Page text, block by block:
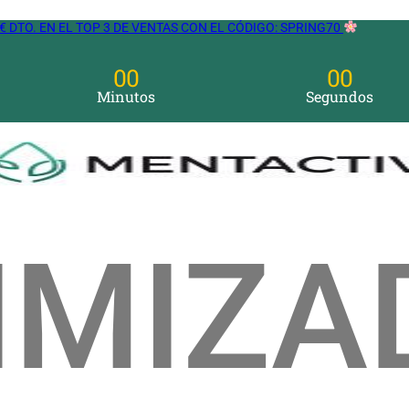
DTO. EN EL TOP 3 DE VENTAS CON EL CÓDIGO: SPRING70
00
Minutos
00
Segundos